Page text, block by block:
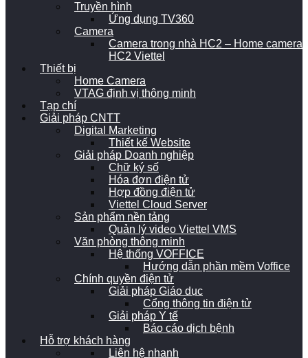
Truyền hình
Ứng dụng TV360
Camera
Camera trong nhà HC2 – Home camera
HC2 Viettel
Thiết bị
Home Camera
VTAG định vị thông minh
Tạp chí
Giải pháp CNTT
Digital Marketing
Thiết kế Website
Giải pháp Doanh nghiệp
Chữ ký số
Hóa đơn điện tử
Hợp đồng điện tử
Viettel Cloud Server
Sản phẩm nền tảng
Quản lý video Viettel VMS
Văn phòng thông minh
Hệ thống VOFFICE
Hướng dẫn phần mềm Voffice
Chính quyền điện tử
Giải pháp Giáo dục
Cổng thông tin điện tử
Giải pháp Y tế
Báo cáo dịch bệnh
Hỗ trợ khách hàng
Liên hệ nhanh